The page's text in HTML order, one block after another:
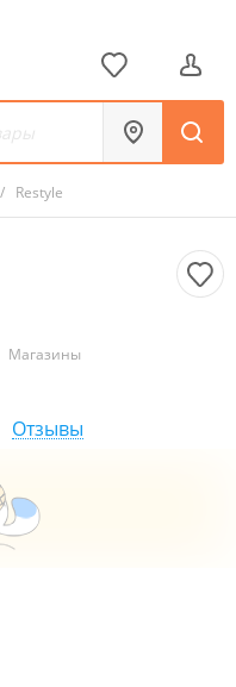
/ Restyle
Магазины
Отзывы